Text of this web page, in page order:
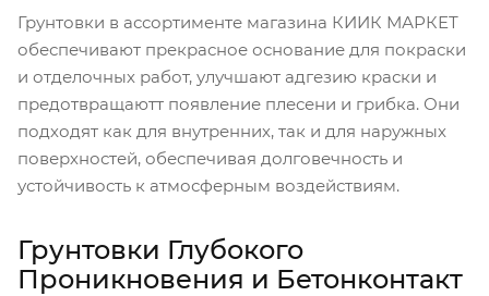
Грунтовки в ассортименте магазина КИИК МАРКЕТ
обеспечивают прекрасное основание для покраски
и отделочных работ, улучшают адгезию краски и
предотвращаютт появление плесени и грибка. Они
подходят как для внутренних, так и для наружных
поверхностей, обеспечивая долговечность и
устойчивость к атмосферным воздействиям.
Грунтовки Глубокого
Проникновения и Бетонконтакт